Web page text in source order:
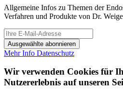
Allgemeine Infos zu Themen der
Verfahren und Produkte von Dr.
Ausgewählte abonnieren
Mehr Info Datenschutz
Wir verwenden Cookies für
Nutzererlebnis auf unseren